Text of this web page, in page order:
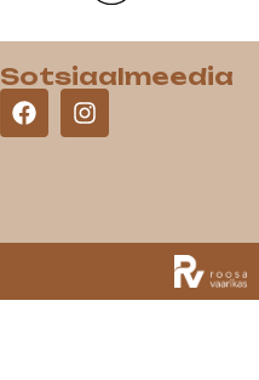
Sotsiaalmeedia